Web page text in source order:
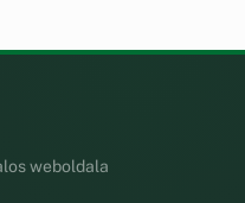
weboldala